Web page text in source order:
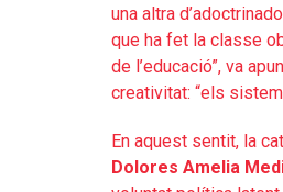
una altra
que ha fet la classe
de l’educació”, va
creativitat: “els
En aquest sentit, la
Dolores Amelia